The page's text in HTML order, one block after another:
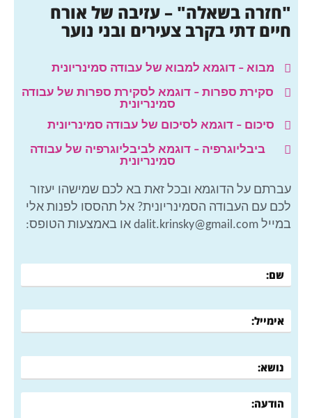
"חזרה בשאלה" – עזיבה של אורח
חיים דתי בקרב צעירים ובני נוער
מבוא – דוגמא למבוא של עבודה סמינריונית
סקירת ספרות – דוגמא לסקירת ספרות של עבודה
סמינריונית
סיכום – דוגמא לסיכום של עבודה סמינריונית
ביבליוגרפיה – דוגמא לביבליוגרפיה של עבודה
סמינריונית
עברתם על הדוגמא ובכל זאת בא לכם שמישהו יעזור
לכם עם העבודה הסמינריונית? אל תהססו לפנות אלי
במייל dalit.krinsky@gmail.com או באמצעות הטופס: